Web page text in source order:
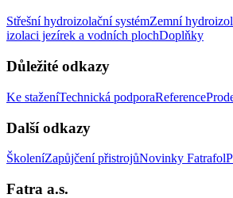
Střešní hydroizolační systémZemní
izolaci jezírek a vodních plochDoplňky
Důležité odkazy
Ke staženíTechnická podporaReference
Další odkazy
ŠkoleníZapůjčení přistrojůNovinky Fatrafol
Fatra a.s.